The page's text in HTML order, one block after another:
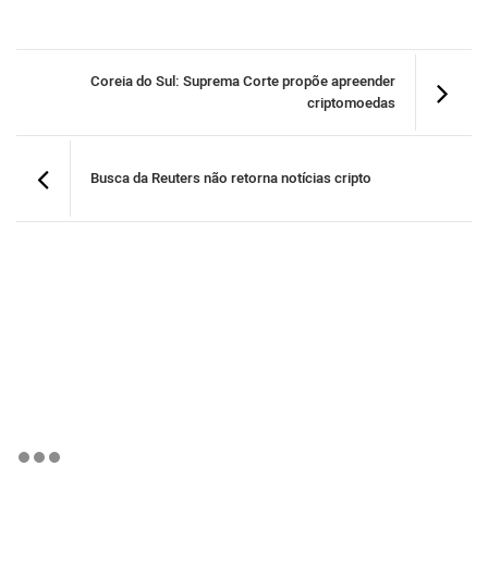
Coreia do Sul: Suprema Corte propõe apreender
criptomoedas
Busca da Reuters não retorna notícias cripto